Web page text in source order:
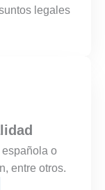
legales
o
entre otros.